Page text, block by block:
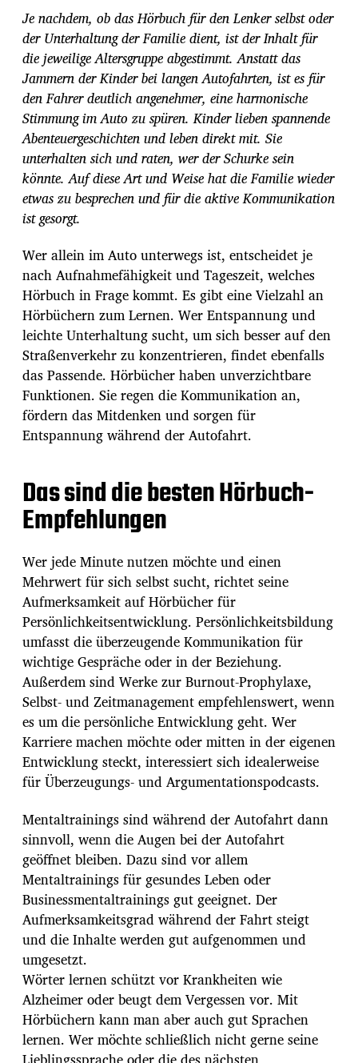
t
r
a
g
s
d
a
t
u
m
Je nachdem, ob das Hörbuch für den Lenker selbst oder
der Unterhaltung der Familie dient, ist der Inhalt für
die jeweilige Altersgruppe abgestimmt. Anstatt das
Jammern der Kinder bei langen Autofahrten, ist es für
den Fahrer deutlich angenehmer, eine harmonische
Stimmung im Auto zu spüren. Kinder lieben spannende
Abenteuergeschichten und leben direkt mit. Sie
unterhalten sich und raten, wer der Schurke sein
könnte. Auf diese Art und Weise hat die Familie wieder
etwas zu besprechen und für die aktive Kommunikation
ist gesorgt.
Wer allein im Auto unterwegs ist, entscheidet je
nach Aufnahmefähigkeit und Tageszeit, welches
Hörbuch in Frage kommt. Es gibt eine Vielzahl an
Hörbüchern zum Lernen. Wer Entspannung und
leichte Unterhaltung sucht, um sich besser auf den
Straßenverkehr zu konzentrieren, findet ebenfalls
das Passende. Hörbücher haben unverzichtbare
Funktionen. Sie regen die Kommunikation an,
fördern das Mitdenken und sorgen für
Entspannung während der Autofahrt.
Das sind die besten Hörbuch-
Empfehlungen
Wer jede Minute nutzen möchte und einen
Mehrwert für sich selbst sucht, richtet seine
Aufmerksamkeit auf Hörbücher für
Persönlichkeitsentwicklung. Persönlichkeitsbildung
umfasst die überzeugende Kommunikation für
wichtige Gespräche oder in der Beziehung.
Außerdem sind Werke zur Burnout-Prophylaxe,
Selbst- und Zeitmanagement empfehlenswert, wenn
es um die persönliche Entwicklung geht. Wer
Karriere machen möchte oder mitten in der eigenen
Entwicklung steckt, interessiert sich idealerweise
für Überzeugungs- und Argumentationspodcasts.
Mentaltrainings sind während der Autofahrt dann
sinnvoll, wenn die Augen bei der Autofahrt
geöffnet bleiben. Dazu sind vor allem
Mentaltrainings für gesundes Leben oder
Businessmentaltrainings gut geeignet. Der
Aufmerksamkeitsgrad während der Fahrt steigt
und die Inhalte werden gut aufgenommen und
umgesetzt.
Wörter lernen schützt vor Krankheiten wie
Alzheimer oder beugt dem Vergessen vor. Mit
Hörbüchern kann man aber auch gut Sprachen
lernen. Wer möchte schließlich nicht gerne seine